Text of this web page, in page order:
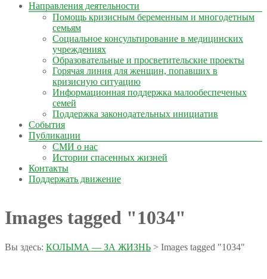
Направления деятельности
Помощь кризисным беременным и многодетным
семьям
Социальное консультирование в медицинских
учреждениях
Образовательные и просветительские проекты
Горячая линия для женщин, попавших в
кризисную ситуацию
Информационная поддержка малообеспеченых
семей
Поддержка законодательных инициатив
События
Публикации
СМИ о нас
Истории спасенных жизней
Контакты
Поддержать движение
Images tagged "1034"
Вы здесь: КОЛЫМА — ЗА ЖИЗНЬ > Images tagged "1034"